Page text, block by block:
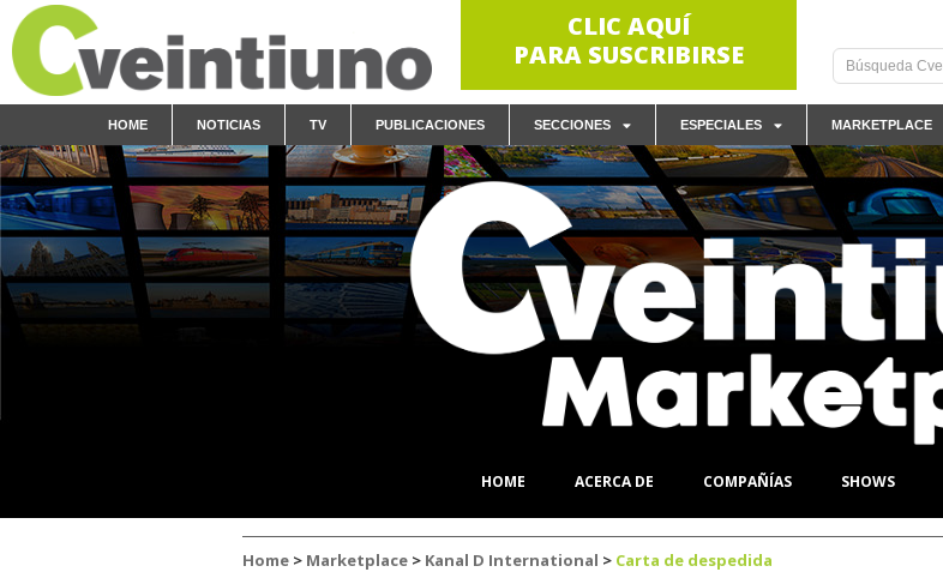
CLIC AQUÍ
PARA SUSCRIBIRSE
HOME NOTICIAS TV PUBLICACIONES SECCIONES ESPECIALES MARKETPLACE
HOME ACERCA DE COMPAÑÍAS SHOWS
Home > Marketplace > Kanal D International > Carta de despedida